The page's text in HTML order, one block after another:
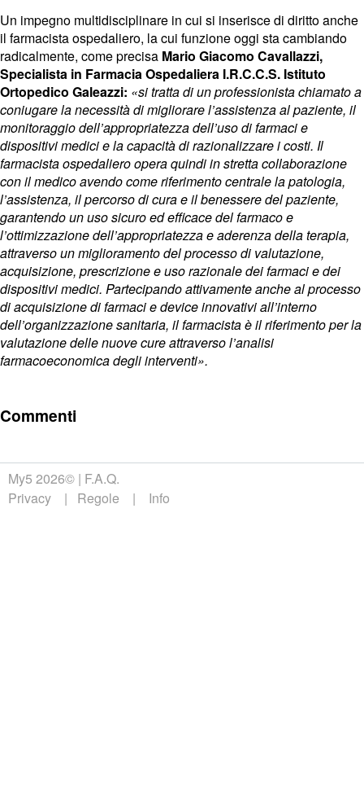
Un impegno multidisciplinare in cui si inserisce di diritto anche
il farmacista ospedaliero, la cui funzione oggi sta cambiando
radicalmente, come precisa Mario Giacomo Cavallazzi,
Specialista in Farmacia Ospedaliera I.R.C.C.S. Istituto
Ortopedico Galeazzi: «si tratta di un professionista chiamato a
coniugare la necessità di migliorare l’assistenza al paziente, il
monitoraggio dell’appropriatezza dell’uso di farmaci e
dispositivi medici e la capacità di razionalizzare i costi. Il
farmacista ospedaliero opera quindi in stretta collaborazione
con il medico avendo come riferimento centrale la patologia,
l’assistenza, il percorso di cura e il benessere del paziente,
garantendo un uso sicuro ed efficace del farmaco e
l’ottimizzazione dell’appropriatezza e aderenza della terapia,
attraverso un miglioramento del processo di valutazione,
acquisizione, prescrizione e uso razionale dei farmaci e dei
dispositivi medici. Partecipando attivamente anche al processo
di acquisizione di farmaci e device innovativi all’interno
dell’organizzazione sanitaria, il farmacista è il riferimento per la
valutazione delle nuove cure attraverso l’analisi
farmacoeconomica degli interventi».
Commenti
My5 2026© F.A.Q.
Privacy
Regole Info